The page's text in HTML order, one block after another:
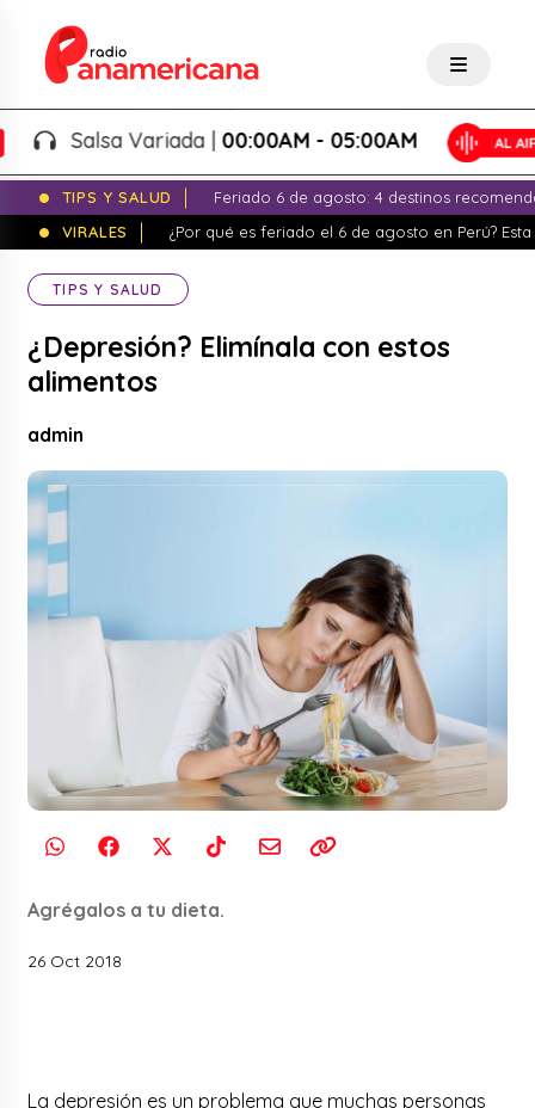
Salsa Variada |00:00AM - 05:00AM
TIPS Y SALUD
Feriado 6 de agosto: 4 destinos
VIRALES
¿Por qué es feriado el 6 de agosto en Perú?
TIPS Y SALUD
¿Depresión? Elimínala con estos
alimentos
admin
Agrégalos a tu dieta.
26 Oct 2018
La depresión es un problema que muchas personas